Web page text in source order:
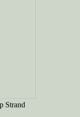
Strand